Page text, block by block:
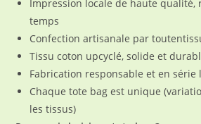
Impression locale de haute qualité,
temps
Confection artisanale par
Tissu coton upcyclé, solide et
Fabrication responsable et en série
Chaque tote bag est unique
les tissus)